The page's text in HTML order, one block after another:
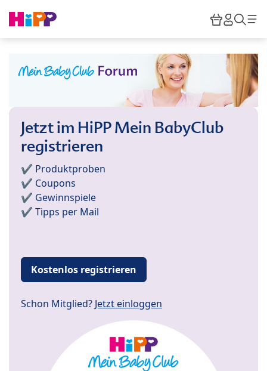
HiPP
Jetzt im HiPP Mein BabyClub
registrieren
✔️ Produktproben
✔️ Coupons
✔️ Gewinnspiele
✔️ Tipps per Mail
Kostenlos registrieren
Schon Mitglied? Jetzt einloggen